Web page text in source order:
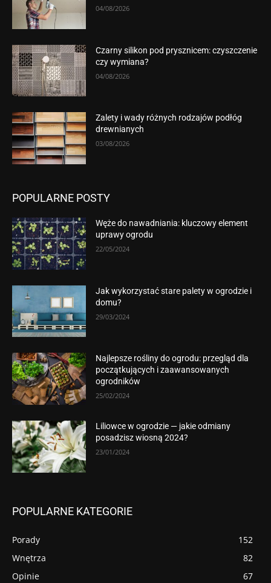
04/08/2026
Czarny silikon pod prysznicem: czyszczenie
czy wymiana?
04/08/2026
Zalety i wady różnych rodzajów podłóg
drewnianych
03/08/2026
POPULARNE POSTY
Węże do nawadniania: kluczowy element
uprawy ogrodu
22/05/2024
Jak wykorzystać stare palety w ogrodzie i
domu?
29/03/2024
Najlepsze rośliny do ogrodu: przegląd dla
początkujących i zaawansowanych
ogrodników
25/02/2024
Liliowce w ogrodzie — jakie odmiany
posadzisz wiosną 2024?
23/01/2024
POPULARNE KATEGORIE
Porady
152
Wnętrza
82
Opinie
67